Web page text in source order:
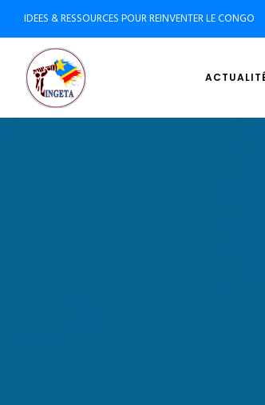
IDEES & RESSOURCES POUR REINVENTER LE CONGO